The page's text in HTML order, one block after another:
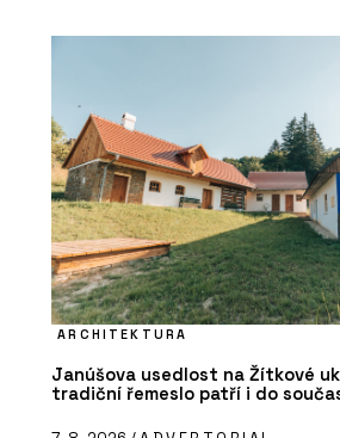
ARCHITEKTURA
Janúšova usedlost na Žítkové
tradiční řemeslo patří i do